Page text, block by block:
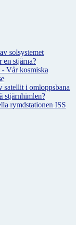
solsystemet
en stjärna?
Vår kosmiska
satellit i omloppsbana
stjärnhimlen?
rymdstationen ISS